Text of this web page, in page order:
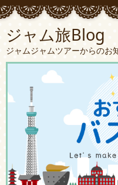
ジャム旅Blog
ジャムジャムツアーからのお